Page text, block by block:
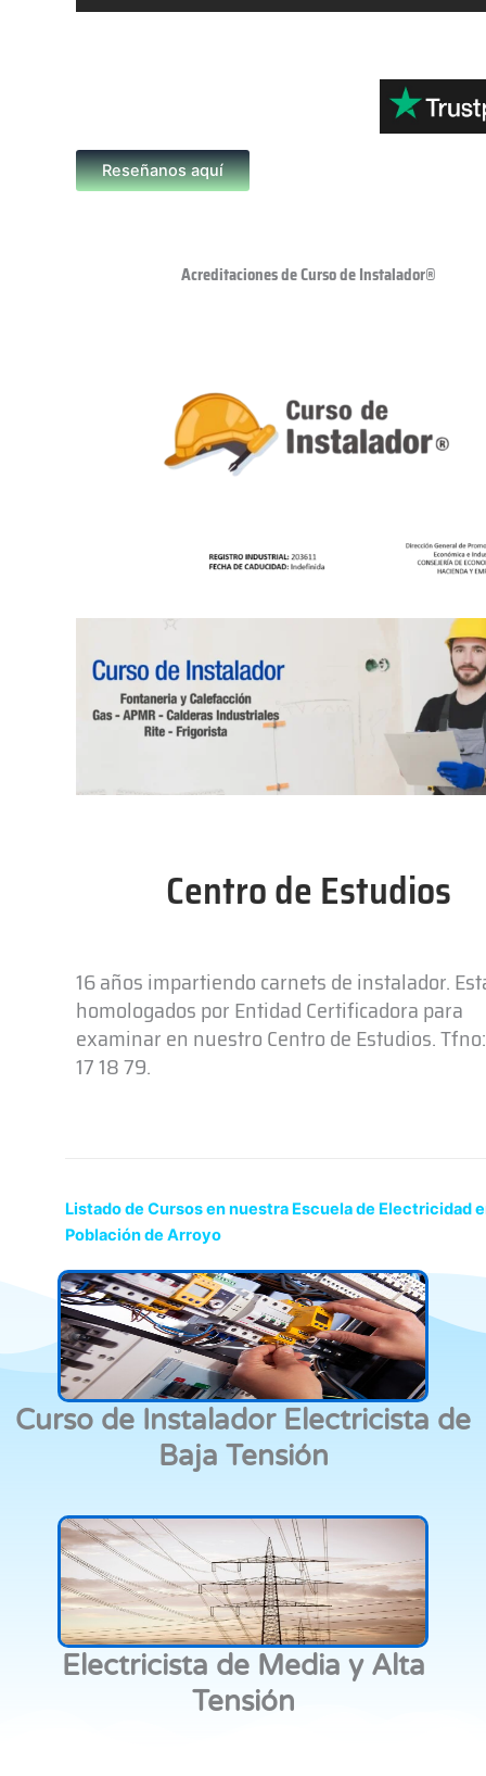
Reseñanos aquí
Acreditaciones de Curso de Instalador®
Centro de Estudios
16 años impartiendo carnets de instalador.
homologados por Entidad Certificadora para
examinar en nuestro Centro de Estudios.
17 18 79.
Listado de Cursos en nuestra Escuela de Electricidad
Población de Arroyo
Curso de Instalador Electricista de
Baja Tensión
Electricista de Media y Alta
Tensión